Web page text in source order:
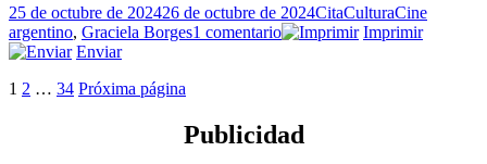
Publicado
el
25 de octubre de 202426 de octubre de 2024Formato
CitaCategorías
CulturaEtiquetas
Cine
argentino, Graciela Borges1 comentarioen
Imprimir
Enviar
Paginación
Página
1 Página
2 … Página
34 Próxima página
Publicidad